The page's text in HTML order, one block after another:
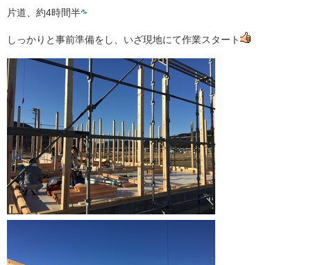
片道、約4時間半
しっかりと事前準備をし、いざ現地にて作業スタート